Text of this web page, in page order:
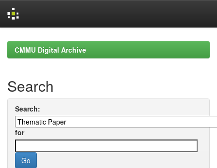
navigationCMMU Digital Archive
Search
Search:
for